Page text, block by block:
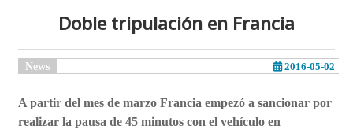
Doble tripulación en Francia
News 2016-05-02
A partir del mes de marzo Francia empezó a sancionar por
realizar la pausa de 45 minutos con el vehículo en